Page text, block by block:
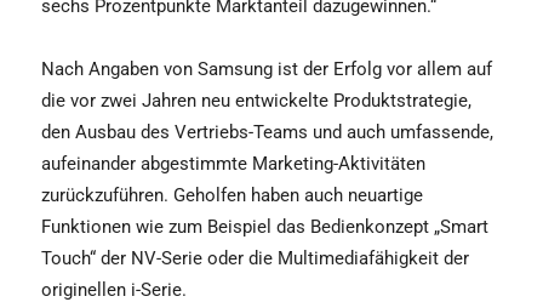
sechs Prozentpunkte Marktanteil dazugewinnen.“
Nach Angaben von Samsung ist der Erfolg vor allem auf
die vor zwei Jahren neu entwickelte Produktstrategie,
den Ausbau des Vertriebs-Teams und auch umfassende,
aufeinander abgestimmte Marketing-Aktivitäten
zurückzuführen. Geholfen haben auch neuartige
Funktionen wie zum Beispiel das Bedienkonzept „Smart
Touch“ der NV-Serie oder die Multimediafähigkeit der
originellen i-Serie.